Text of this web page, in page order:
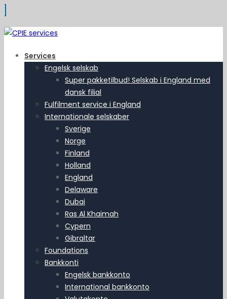
Services
Engelsk selskab
Super pakketilbud! Selskab i England med
dansk filial
Fulfilment service i England
Internationale selskaber
Sverige
Norge
Finland
Holland
England
Delaware
Dubai
Ras Al Khaimah
Cypern
Gibraltar
Foundations
Bankkonti
Engelsk bankkonto
International bankkonto